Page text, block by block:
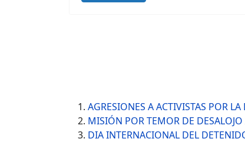
AGRESIONES A ACTIVISTAS POR
MISIÓN POR TEMOR DE
DIA INTERNACIONAL DEL